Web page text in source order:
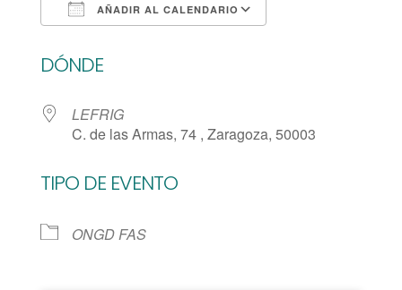
AÑADIR AL CALENDARIO
DÓNDE
LEFRIG
C. de las Armas, 74 , Zaragoza, 50003
TIPO DE EVENTO
ONGD FAS